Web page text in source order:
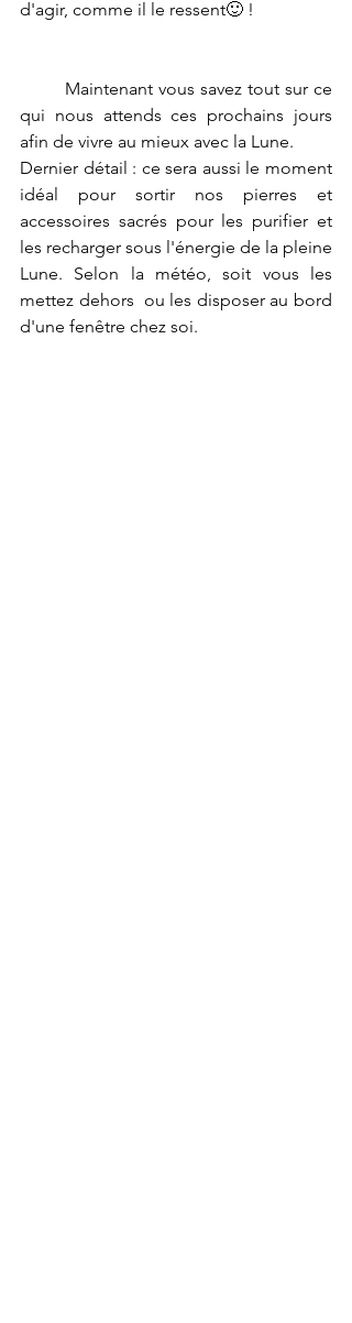
qui nous attends ces prochains jours
afin de vivre au mieux avec la Lune.
Dernier détail : ce sera aussi le moment
idéal pour sortir nos pierres et
accessoires sacrés pour les purifier et
les recharger sous l'énergie de la pleine
Lune. Selon la météo, soit vous les
mettez dehors  ou les disposer au bord
d'une fenêtre chez soi.